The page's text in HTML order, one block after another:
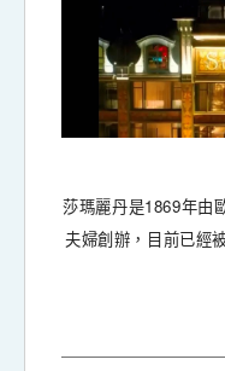
莎瑪麗丹是1869年由
夫婦創辦，目前已經